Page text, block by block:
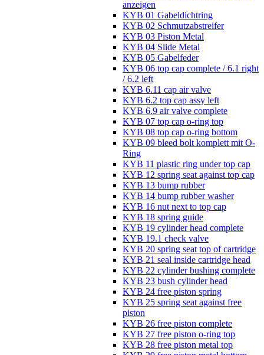
anzeigen
KYB 01 Gabeldichtring
KYB 02 Schmutzabstreifer
KYB 03 Piston Metal
KYB 04 Slide Metal
KYB 05 Gabelfeder
KYB 06 top cap complete / 6.1 right
/ 6.2 left
KYB 6.11 cap air valve
KYB 6.2 top cap assy left
KYB 6.9 air valve complete
KYB 07 top cap o-ring top
KYB 08 top cap o-ring bottom
KYB 09 bleed bolt komplett mit O-
Ring
KYB 11 plastic ring under top cap
KYB 12 spring seat against top cap
KYB 13 bump rubber
KYB 14 bump rubber washer
KYB 16 nut next to top cap
KYB 18 spring guide
KYB 19 cylinder head complete
KYB 19.1 check valve
KYB 20 spring seat top of cartridge
KYB 21 seal inside cartridge head
KYB 22 cylinder bushing complete
KYB 23 bush cylinder head
KYB 24 free piston spring
KYB 25 spring seat against free
piston
KYB 26 free piston complete
KYB 27 free piston o-ring top
KYB 28 free piston metal top